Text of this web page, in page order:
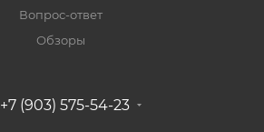
Вопрос-ответ
Обзоры
+7 (903) 575-54-23